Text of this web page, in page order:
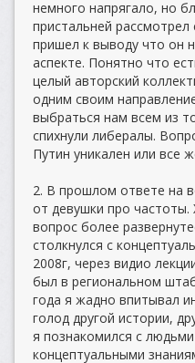
немного напрягало, но
пристальней рассмотрел
пришел к выводу что он
аспекте. Понятно что
целый авторский
одним своим
выбраться нам всем из
спихнули либералы.
Путин уникален или все
2. В прошлом ответе на
от девушки про частоты.
вопрос более
столкнулся с
2008г, через видио
был в региональном
года я жадно впитывал
голод другой истории,
я познакомился с
концептуальными